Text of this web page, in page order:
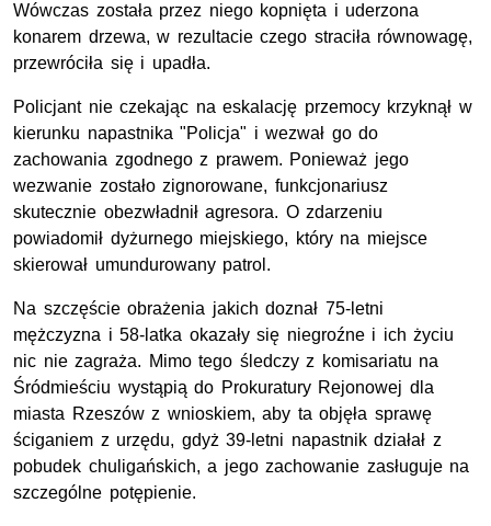
Wówczas została przez niego kopnięta i uderzona
konarem drzewa, w rezultacie czego straciła równowagę,
przewróciła się i upadła.
Policjant nie czekając na eskalację przemocy krzyknął w
kierunku napastnika "Policja" i wezwał go do
zachowania zgodnego z prawem. Ponieważ jego
wezwanie zostało zignorowane, funkcjonariusz
skutecznie obezwładnił agresora. O zdarzeniu
powiadomił dyżurnego miejskiego, który na miejsce
skierował umundurowany patrol.
Na szczęście obrażenia jakich doznał 75-letni
mężczyzna i 58-latka okazały się niegroźne i ich życiu
nic nie zagraża. Mimo tego śledczy z komisariatu na
Śródmieściu wystąpią do Prokuratury Rejonowej dla
miasta Rzeszów z wnioskiem, aby ta objęła sprawę
ściganiem z urzędu, gdyż 39-letni napastnik działał z
pobudek chuligańskich, a jego zachowanie zasługuje na
szczególne potępienie.